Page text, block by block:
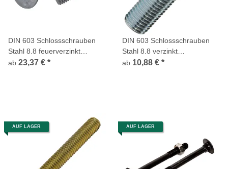
DIN 603 Schlossschrauben
Stahl 8.8 feuerverzinkt
Vierkantansatz
ab 23,37 € *
DIN 603 Schlossschrauben
Stahl 8.8 verzinkt
Vierkantansatz
ab 10,88 € *
AUF LAGER AUF LAGER